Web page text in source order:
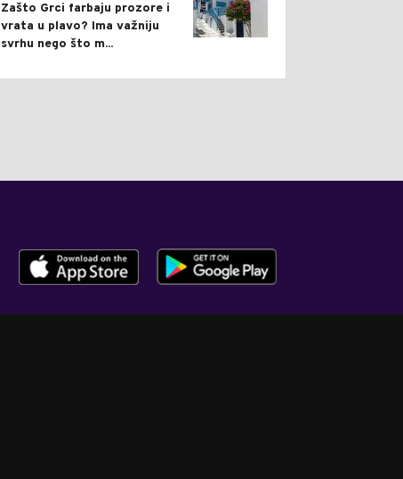
Zašto Grci farbaju prozore i
vrata u plavo? Ima važniju
svrhu nego što m...